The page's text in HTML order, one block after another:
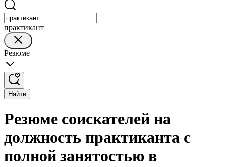
практикант
Резюме
Найти
Резюме соискателей на
должность практиканта с
полной занятостью в